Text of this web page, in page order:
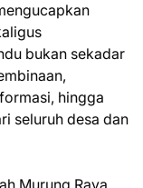
bukan sekadar
hingga
seluruh desa dan
Murung Raya